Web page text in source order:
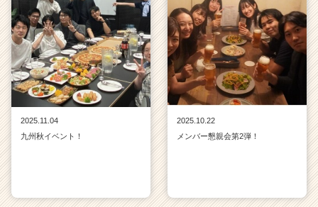
2025.11.04
九州秋イベント！
2025.10.22
メンバー懇親会第2弾！